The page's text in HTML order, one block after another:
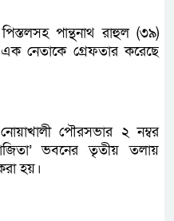
পান্থনাথ রাহুল (৩৯)
এক নেতাকে গ্রেফতার করেছে
পৌরসভার ২ নম্বর
ভবনের তৃতীয় তলায়
হয়।